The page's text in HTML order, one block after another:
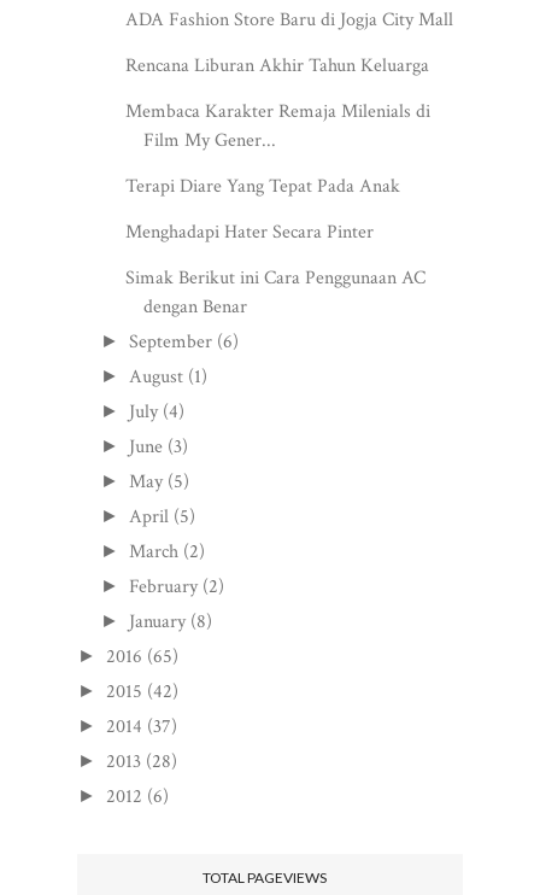
ADA Fashion Store Baru di Jogja City Mall
Rencana Liburan Akhir Tahun Keluarga
Membaca Karakter Remaja Milenials di
Film My Gener...
Terapi Diare Yang Tepat Pada Anak
Menghadapi Hater Secara Pinter
Simak Berikut ini Cara Penggunaan AC
dengan Benar
►September (6)
► August (1)
► July (4)
► June (3)
► May (5)
► April (5)
► March (2)
► February (2)
► January (8)
► 2016 (65)
► 2015 (42)
► 2014 (37)
► 2013 (28)
► 2012 (6)
TOTAL PAGEVIEWS